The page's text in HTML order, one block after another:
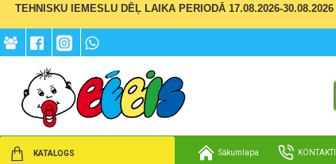
TEHNISKU IEMESLU DĒĻ LAIKA PERIODĀ 17.08.2026-
KATALOGS Sākumlapa KONTAKTI